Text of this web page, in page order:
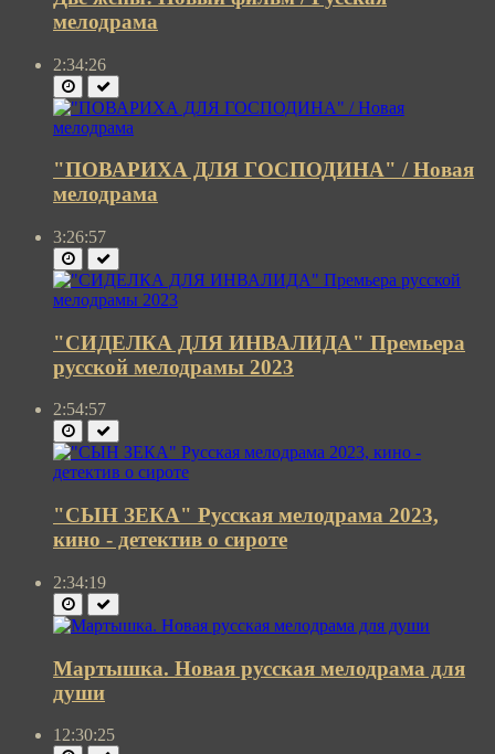
мелодрама
2:34:26
"ПОВАРИХА ДЛЯ ГОСПОДИНА" / Новая
мелодрама
3:26:57
"СИДЕЛКА ДЛЯ ИНВАЛИДА" Премьера
русской мелодрамы 2023
2:54:57
"СЫН ЗЕКА" Русская мелодрама 2023,
кино - детектив о сироте
2:34:19
Мартышка. Новая русская мелодрама для
души
12:30:25